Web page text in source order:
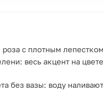
с плотным
весь акцент на
без вазы: воду